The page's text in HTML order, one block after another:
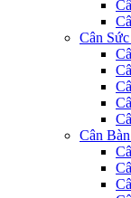
Cân
Cân